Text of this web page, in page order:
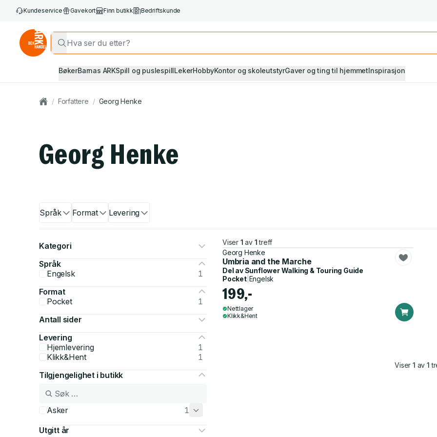
Kundeservice Gavekort Finn butikk Bedriftskunde
BøkerBarnas ARKSpill og puslespillLekerHobbyKontor og skoleutstyrGaver og ting til hjemmetInspirasjon
/ Forfattere / Georg Henke
Georg Henke
Språk Format Levering
Kategori
Språk
Engelsk
1
Format
Pocket
1
Antall sider
Levering
Hjemlevering
1
Klikk&Hent
1
Tilgjengelighet i butikk
Asker 1
Utgitt år
Viser 1 av 1 treff
Georg Henke
Umbria and the Marche
Del avSunflower Walking & Touring Guide
Pocket| Engelsk
199,-
Nettlager
Klikk&Hent
Viser1 av 1